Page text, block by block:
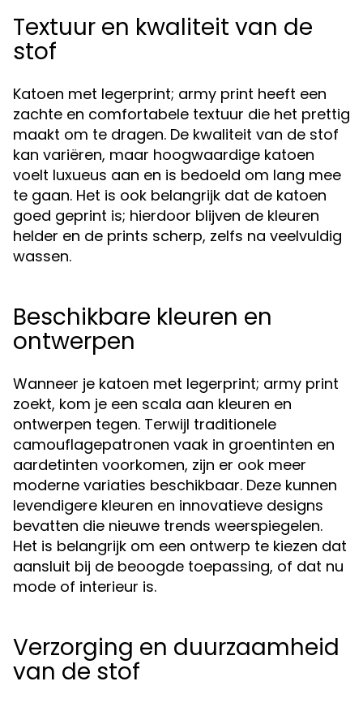
Textuur en kwaliteit van de
stof
Katoen met legerprint; army print heeft een
zachte en comfortabele textuur die het prettig
maakt om te dragen. De kwaliteit van de stof
kan variëren, maar hoogwaardige katoen
voelt luxueus aan en is bedoeld om lang mee
te gaan. Het is ook belangrijk dat de katoen
goed geprint is; hierdoor blijven de kleuren
helder en de prints scherp, zelfs na veelvuldig
wassen.
Beschikbare kleuren en
ontwerpen
Wanneer je katoen met legerprint; army print
zoekt, kom je een scala aan kleuren en
ontwerpen tegen. Terwijl traditionele
camouflagepatronen vaak in groentinten en
aardetinten voorkomen, zijn er ook meer
moderne variaties beschikbaar. Deze kunnen
levendigere kleuren en innovatieve designs
bevatten die nieuwe trends weerspiegelen.
Het is belangrijk om een ontwerp te kiezen dat
aansluit bij de beoogde toepassing, of dat nu
mode of interieur is.
Verzorging en duurzaamheid
van de stof